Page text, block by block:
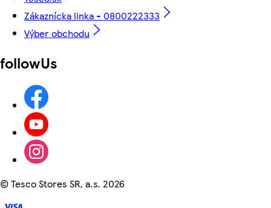
Zákaznícka linka - 0800222333
Výber obchodu
followUs
©Tesco Stores SR, a.s. 2026